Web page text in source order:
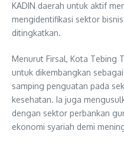
KADIN daerah untuk aktif
mengidentifikasi sektor
ditingkatkan.
Menurut Firsal, Kota Tebing
untuk dikembangkan
samping penguatan pada
kesehatan. Ia juga
dengan sektor perbankan
ekonomi syariah demi